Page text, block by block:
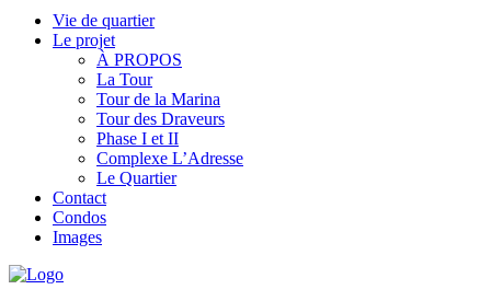
Vie de quartier
Le projet
À PROPOS
La Tour
Tour de la Marina
Tour des Draveurs
Phase I et II
Complexe L’Adresse
Le Quartier
Contact
Condos
Images